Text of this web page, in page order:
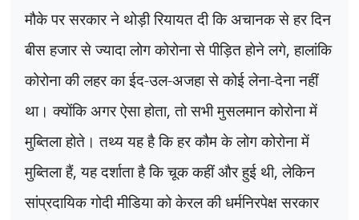
मौके पर सरकार ने थोड़ी रियायत दी कि अचानक से हर दिन
बीस हजार से ज्यादा लोग कोरोना से पीड़ित होने लगे,हालांकि
कोरोना की लहर का ईद-उल-अजहा से कोई लेना-देना नहीं
था। क्योंकि अगर ऐसा होता,तो सभी मुसलमान कोरोना में
मुब्तिला होते। तथ्य यह है कि हर कौम के लोग कोरोना में
मुब्तिला हैं,यह दर्शाता है कि चूक कहीं और हुई थी,लेकिन
सांप्रदायिक गोदी मीडिया को केरल की धर्मनिरपेक्ष सरकार